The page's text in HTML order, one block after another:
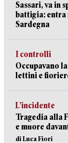
Sassari, va in
battigia: entra
Sardegna
I controlli
Occupavano
lettini e
L’incidente
Tragedia alla
e muore
di Luca Fiori